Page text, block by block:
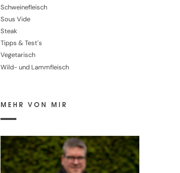
Schweinefleisch
Sous Vide
Steak
Tipps & Test´s
Vegetarisch
Wild- und Lammfleisch
MEHR VON MIR